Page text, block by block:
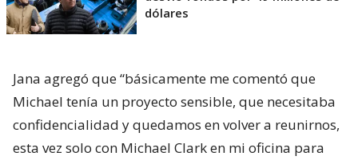
dólares
Jana agregó que “básicamente me comentó que
Michael tenía un proyecto sensible, que necesitaba
confidencialidad y quedamos en volver a reunirnos,
esta vez solo con Michael Clark en mi oficina para